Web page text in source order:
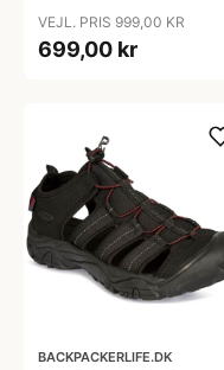
VEJL. PRIS 999,00 KR
699,00 kr
BACKPACKERLIFE.DK